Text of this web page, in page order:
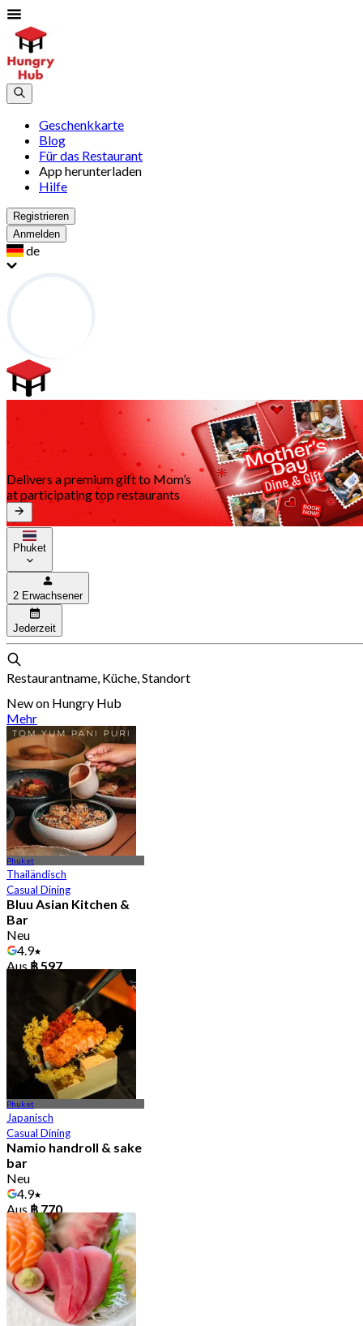
Geschenkkarte
Blog
Für das Restaurant
App herunterladen
Hilfe
Registrieren
Anmelden
de
Delivers a premium gift to Mom’s
at participating top restaurants
Phuket
2 Erwachsener
Jederzeit
Restaurantname, Küche, Standort
New on Hungry Hub
Mehr
Phuket
Thailändisch
Casual Dining
Bluu Asian Kitchen &
Bar
Neu
4.9
Aus ฿ 597
Phuket
Japanisch
Casual Dining
Namio handroll & sake
bar
Neu
4.9
Aus ฿ 770